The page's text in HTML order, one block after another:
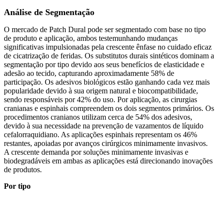
Análise de Segmentação
O mercado de Patch Dural pode ser segmentado com base no tipo
de produto e aplicação, ambos testemunhando mudanças
significativas impulsionadas pela crescente ênfase no cuidado eficaz
de cicatrização de feridas. Os substitutos durais sintéticos dominam a
segmentação por tipo devido aos seus benefícios de elasticidade e
adesão ao tecido, capturando aproximadamente 58% de
participação. Os adesivos biológicos estão ganhando cada vez mais
popularidade devido à sua origem natural e biocompatibilidade,
sendo responsáveis ​​por 42% do uso. Por aplicação, as cirurgias
cranianas e espinhais compreendem os dois segmentos primários. Os
procedimentos cranianos utilizam cerca de 54% dos adesivos,
devido à sua necessidade na prevenção de vazamentos de líquido
cefalorraquidiano. As aplicações espinhais representam os 46%
restantes, apoiadas por avanços cirúrgicos minimamente invasivos.
A crescente demanda por soluções minimamente invasivas e
biodegradáveis ​​em ambas as aplicações está direcionando inovações
de produtos.
Por tipo